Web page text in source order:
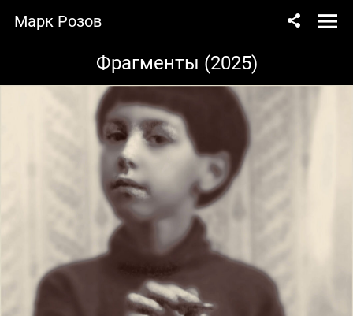
Марк Розов
Фрагменты (2025)